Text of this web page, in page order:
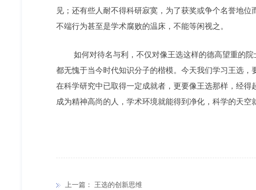
见；还有些人耐不得科研寂寞，为了获奖或争个名誉地
不端行为甚至是学术腐败的温床，不能等闲视之。
如何对待名与利，不仅对像王选这样的德高望重的院
都无愧于当今时代知识分子的楷模。今天我们学习王选
在科学研究中已取得一定成就者，更要像王选那样，经
成为精神高尚的人，学术环境就能得到净化，科学的天空
上一篇： 王选的创新思维